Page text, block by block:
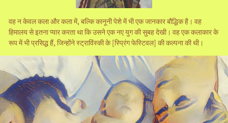
वह न केवल कला और कला में, बल्कि कानूनी पेशे में भी एक जानकार बौद्धिक है। वह
हिमालय से इतना प्यार करता था कि उसने एक नए युग की सुबह देखी। वह एक कलाकार के
रूप में भी प्रसिद्ध हैं, जिन्होंने स्ट्राविंस्की के [स्प्रिंग फेस्टिवल] की कल्पना की थी।